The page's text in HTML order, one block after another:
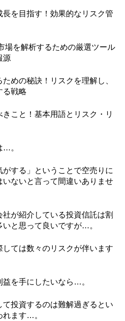
長を目指す！効果的なリスク管
場を解析するための厳選ツール
源
めの秘訣！リスクを理解し、
る戦略
こと！基本用語とリスク・リ
…。
がする」ということで空売りに
いないと言って間違いありませ
が紹介している投資信託は割
いと思って良いですが…。
ては数々のリスクが伴います
を手にしたいなら…。
て投資するのは難解過ぎるとい
れます…。